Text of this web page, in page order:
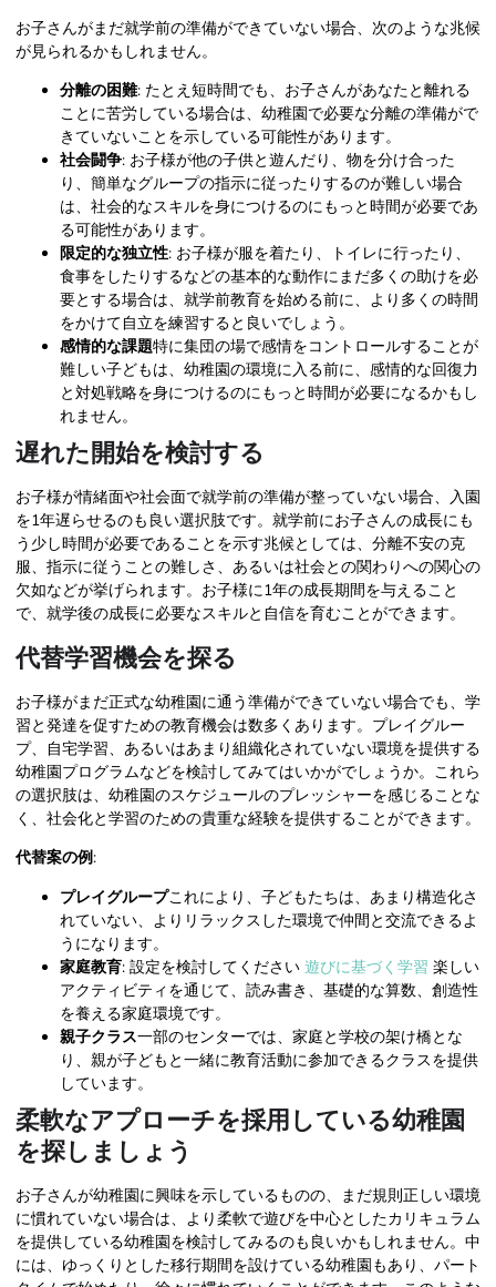
お子さんがまだ就学前の準備ができていない場合、次のような兆候
が見られるかもしれません。
分離の困難: たとえ短時間でも、お子さんがあなたと離れる
ことに苦労している場合は、幼稚園で必要な分離の準備がで
きていないことを示している可能性があります。
社会闘争: お子様が他の子供と遊んだり、物を分け合った
り、簡単なグループの指示に従ったりするのが難しい場合
は、社会的なスキルを身につけるのにもっと時間が必要であ
る可能性があります。
限定的な独立性: お子様が服を着たり、トイレに行ったり、
食事をしたりするなどの基本的な動作にまだ多くの助けを必
要とする場合は、就学前教育を始める前に、より多くの時間
をかけて自立を練習すると良いでしょう。
感情的な課題特に集団の場で感情をコントロールすることが
難しい子どもは、幼稚園の環境に入る前に、感情的な回復力
と対処戦略を身につけるのにもっと時間が必要になるかもし
れません。
遅れた開始を検討する
お子様が情緒面や社会面で就学前の準備が整っていない場合、入園
を1年遅らせるのも良い選択肢です。就学前にお子さんの成長にも
う少し時間が必要であることを示す兆候としては、分離不安の克
服、指示に従うことの難しさ、あるいは社会との関わりへの関心の
欠如などが挙げられます。お子様に1年の成長期間を与えること
で、就学後の成長に必要なスキルと自信を育むことができます。
代替学習機会を探る
お子様がまだ正式な幼稚園に通う準備ができていない場合でも、学
習と発達を促すための教育機会は数多くあります。プレイグルー
プ、自宅学習、あるいはあまり組織化されていない環境を提供する
幼稚園プログラムなどを検討してみてはいかがでしょうか。これら
の選択肢は、幼稚園のスケジュールのプレッシャーを感じることな
く、社会化と学習のための貴重な経験を提供することができます。
代替案の例:
プレイグループこれにより、子どもたちは、あまり構造化さ
れていない、よりリラックスした環境で仲間と交流できるよ
うになります。
家庭教育: 設定を検討してください 遊びに基づく学習 楽しい
アクティビティを通じて、読み書き、基礎的な算数、創造性
を養える家庭環境です。
親子クラス一部のセンターでは、家庭と学校の架け橋とな
り、親が子どもと一緒に教育活動に参加できるクラスを提供
しています。
柔軟なアプローチを採用している幼稚園
を探しましょう
お子さんが幼稚園に興味を示しているものの、まだ規則正しい環境
に慣れていない場合は、より柔軟で遊びを中心としたカリキュラム
を提供している幼稚園を検討してみるのも良いかもしれません。中
には、ゆっくりとした移行期間を設けている幼稚園もあり、パート